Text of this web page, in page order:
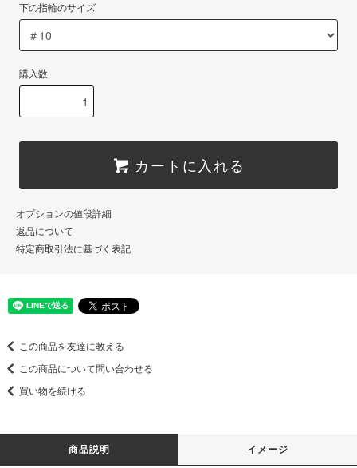
下の指輪のサイズ
購入数
カートに入れる
オプションの値段詳細
返品について
特定商取引法に基づく表記
この商品を友達に教える
この商品について問い合わせる
買い物を続ける
商品説明 イメージ